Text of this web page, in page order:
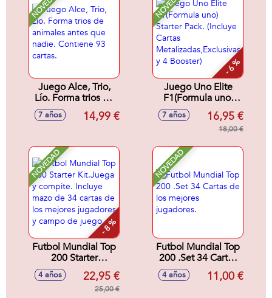
Juego Alce, Trio,
Lío. Forma trios de
animales antes que
nadie. Contiene 93
7 años 14,99 €
- 6 %
Juego Uno Elite
F1(Formula uno)
Starter Pack.
(Incluye Cartas
Metalizadas,Exclusivas
7 años 16,95 €
18,00 €
NOVEDAD
- 8 %
Futbol Mundial Top
200 Starter
Kit.Juega y
compite. Incluye
mazo de 34 cartas
4 años 22,95 €
25,00 €
NOVEDAD
Futbol Mundial Top
200 .Set 34 Cartas
de los mejores
jugadores.
4 años 11,00 €